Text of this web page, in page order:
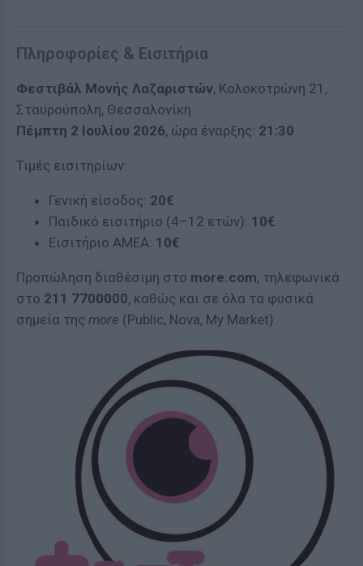
Πληροφορίες & Εισιτήρια
Φεστιβάλ Μονής Λαζαριστών, Κολοκοτρώνη 21,
Σταυρούπολη, Θεσσαλονίκη
Πέμπτη 2 Ιουλίου 2026, ώρα έναρξης: 21:30
Τιμές εισιτηρίων:
Γενική είσοδος: 20€
Παιδικό εισιτήριο (4–12 ετών): 10€
Εισιτήριο ΑΜΕΑ: 10€
Προπώληση διαθέσιμη στο more.com, τηλεφωνικά
στο 211 7700000, καθώς και σε όλα τα φυσικά
σημεία της more (Public, Nova, My Market).